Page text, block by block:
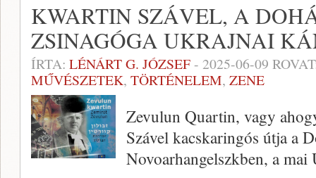
KWARTIN SZÁVEL, A
ZSINAGÓGA UKRAJNAI
ÍRTA: LÉNÁRT G. JÓZSEF- 2025-06-09
MŰVÉSZETEK, TÖRTÉNELEM, ZENE
Zevulun Quartin, vagy
Szável kacskaringós útja a
Novoarhangelszkben, a